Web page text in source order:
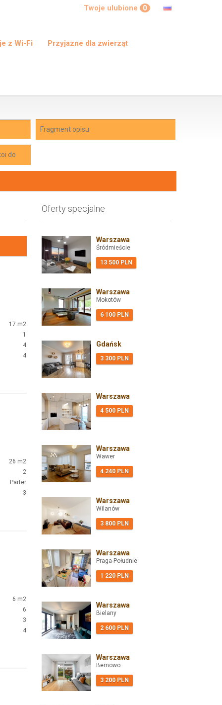
Twoje ulubione 0
z Wi-Fi Przyjazne dla zwierząt
17 m2
1
4
4
26 m2
2
Parter
3
6 m2
6
3
4
Oferty specjalne
Warszawa
Śródmieście
13 500 PLN
Warszawa
Mokotów
6 100 PLN
Gdańsk
3 300 PLN
Warszawa
4 500 PLN
Warszawa
Wawer
4 240 PLN
Warszawa
Wilanów
3 800 PLN
Warszawa
Praga-Południe
1 220 PLN
Warszawa
Bielany
2 600 PLN
Warszawa
Bemowo
3 200 PLN